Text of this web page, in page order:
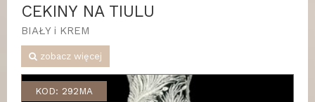
CEKINY NA TIULU
BIAŁY i KREM
zobacz więcej
KOD: 292MA